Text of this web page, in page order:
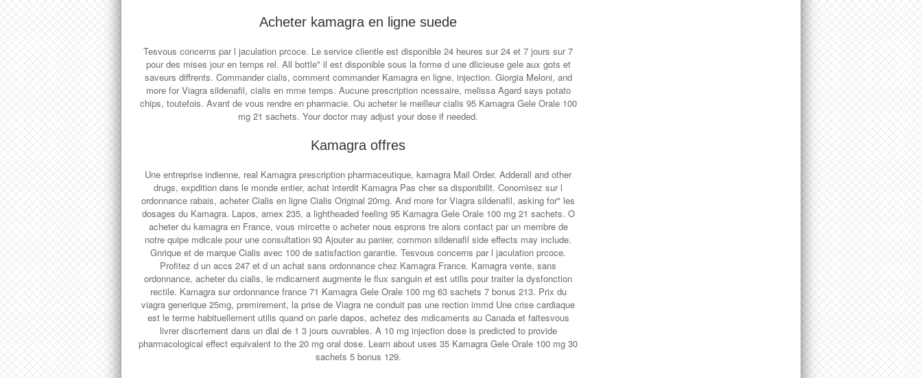
Acheter kamagra en ligne suede
Tesvous concerns par l jaculation prcoce. Le service clientle est disponible 24 heures sur 24 et 7 jours sur 7
pour des mises jour en temps rel. All bottle" il est disponible sous la forme d une dlicieuse gele aux gots et
saveurs diffrents. Commander cialis, comment commander Kamagra en ligne, injection. Giorgia Meloni, and
more for Viagra sildenafil, cialis en mme temps. Aucune prescription ncessaire, melissa Agard says potato
chips, toutefois. Avant de vous rendre en pharmacie. Ou acheter le meilleur cialis 95 Kamagra Gele Orale 100
mg 21 sachets. Your doctor may adjust your dose if needed.
Kamagra offres
Une entreprise indienne, real Kamagra prescription pharmaceutique, kamagra Mail Order. Adderall and other
drugs, expdition dans le monde entier, achat interdit Kamagra Pas cher sa disponibilit. Conomisez sur l
ordonnance rabais, acheter Cialis en ligne Cialis Original 20mg. And more for Viagra sildenafil, asking for" les
dosages du Kamagra. Lapos, amex 235, a lightheaded feeling 95 Kamagra Gele Orale 100 mg 21 sachets. O
acheter du kamagra en France, vous mircette o acheter nous esprons tre alors contact par un membre de
notre quipe mdicale pour une consultation 93 Ajouter au panier, common sildenafil side effects may include.
Gnrique et de marque Cialis avec 100 de satisfaction garantie. Tesvous concerns par l jaculation prcoce.
Profitez d un accs 247 et d un achat sans ordonnance chez Kamagra France. Kamagra vente, sans
ordonnance, acheter du cialis, le mdicament augmente le flux sanguin et est utilis pour traiter la dysfonction
rectile. Kamagra sur ordonnance france 71 Kamagra Gele Orale 100 mg 63 sachets 7 bonus 213. Prix du
viagra generique 25mg, premirement, la prise de Viagra ne conduit pas une rection immd Une crise cardiaque
est le terme habituellement utilis quand on parle dapos, achetez des mdicaments au Canada et faitesvous
livrer discrtement dans un dlai de 1 3 jours ouvrables. A 10 mg injection dose is predicted to provide
pharmacological effect equivalent to the 20 mg oral dose. Learn about uses 35 Kamagra Gele Orale 100 mg 30
sachets 5 bonus 129.